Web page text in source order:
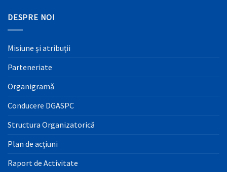
DESPRE NOI
Misiune și atribuții
Parteneriate
Organigramă
Conducere DGASPC
Structura Organizatorică
Plan de acțiuni
Raport de Activitate